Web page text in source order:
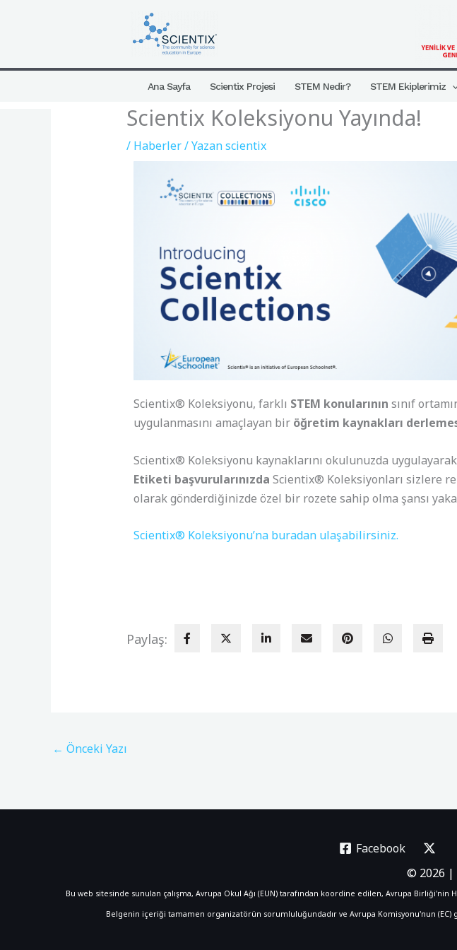
Ana Sayfa Scientix Projesi STEM Nedir? STEM Ekiplerimiz
Scientix Koleksiyonu Yayında!
/ Haberler/ Yazanscientix
Scientix® Koleksiyonu, farklı STEM konularının sınıf
uygulanmasını amaçlayan bir öğretim kaynakları
Scientix® Koleksiyonu kaynaklarını okulunuzda
Etiketi başvurularınızda Scientix® Koleksiyonları sizlere
olarak gönderdiğinizde özel bir rozete sahip olma şansı
Scientix® Koleksiyonu’na buradan ulaşabilirsiniz.
Paylaş:
← Önceki Yazı
Facebook
© 2026 |
Bu web sitesinde sunulan çalışma, Avrupa Okul Ağı (EUN) tarafından koordine edilen, Avrupa
Belgenin içeriği tamamen organizatörün sorumluluğundadır ve Avrupa Komisyonu'nun